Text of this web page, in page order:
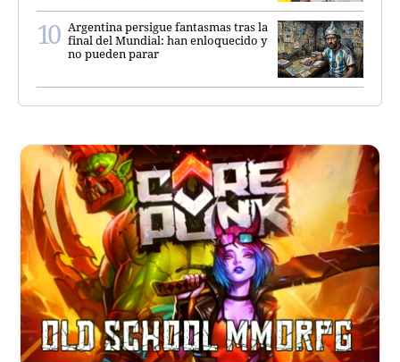
Argentina persigue fantasmas tras la
final del Mundial: han enloquecido y
no pueden parar